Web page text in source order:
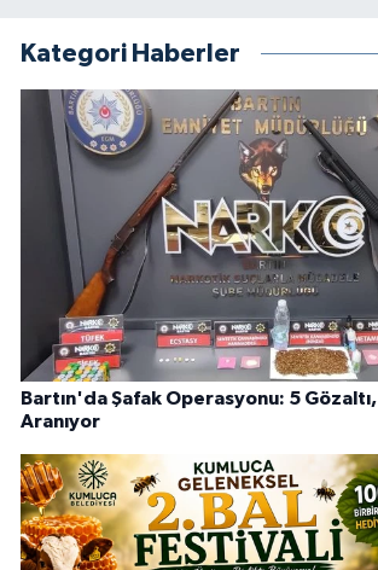
Kategori Haberler
Bartın'da Şafak Operasyonu: 5
Aranıyor